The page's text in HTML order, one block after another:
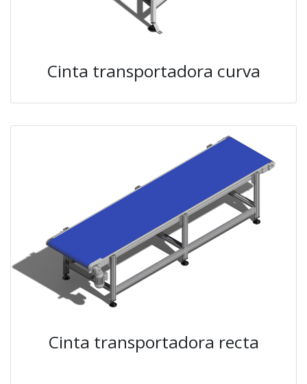
Cinta transportadora curva
Cinta transportadora recta